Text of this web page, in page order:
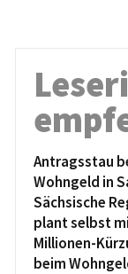
Antragsstau
Wohngeld in
Sächsische
plant selbst
Millionen-
beim